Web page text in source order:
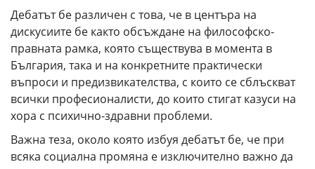
Дебатът бе различен с това, че в центъра на
дискусиите бе както обсъждане на философско-
правната рамка, която съществува в момента в
България, така и на конкретните практически
въпроси и предизвикателства, с които се сблъскват
всички професионалисти, до които стигат казуси на
хора с психично-здравни проблеми.
Важна теза, около която избуя дебатът бе, че при
всяка социална промяна е изключително важно да